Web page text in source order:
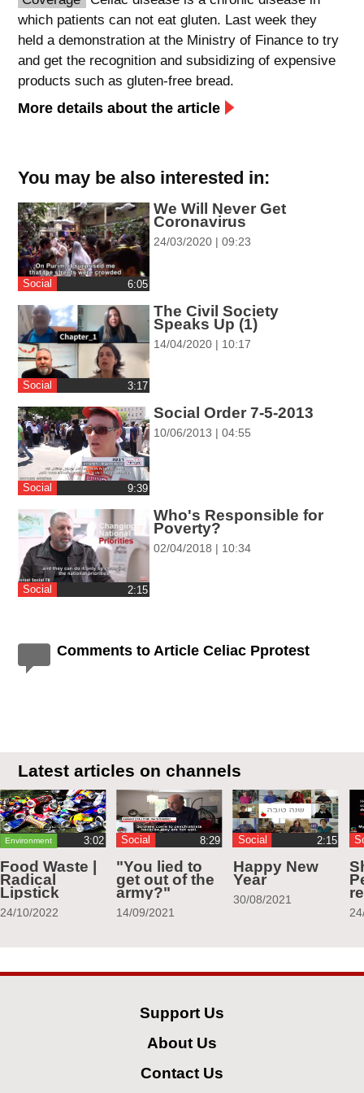
spellcheck
גופן קריא
ניגודיות צבעים
קישורים
font_download
סימון קישורים
cached
איפוס
flag
השארת
which patients can not eat gluten. Last week they
held a demonstration at the Ministry of Finance to try
and get the recognition and subsidizing of expensive
products such as gluten-free bread.
More details about the article
You may be also interested in:
Social ‎6:05
We Will Never Get
Coronavirus
24/03/2020 | 09:23
Social ‎3:17
The Civil Society
Speaks Up (1)
14/04/2020 | 10:17
Social ‎9:39
Social Order 7-5-2013
10/06/2013 | 04:55
Social ‎2:15
Who's Responsible for
Poverty?
02/04/2018 | 10:34
Comments to Article Celiac Pprotest
Latest articles on channels
Environment ‏3:02
Food Waste |
Radical
Lipstick
24/10/2022
Social
"You lied to
get out of the
army?"
14/09/2021
Social ‏2:15
Happy New
Year
30/08/2021
Support Us
About Us
Contact Us